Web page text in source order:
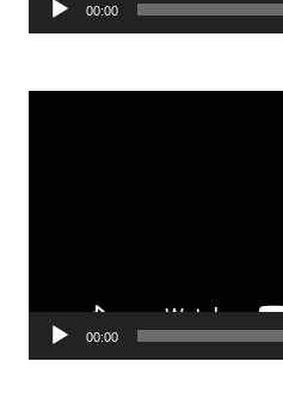
00:00
Odtwarzacz
00:00